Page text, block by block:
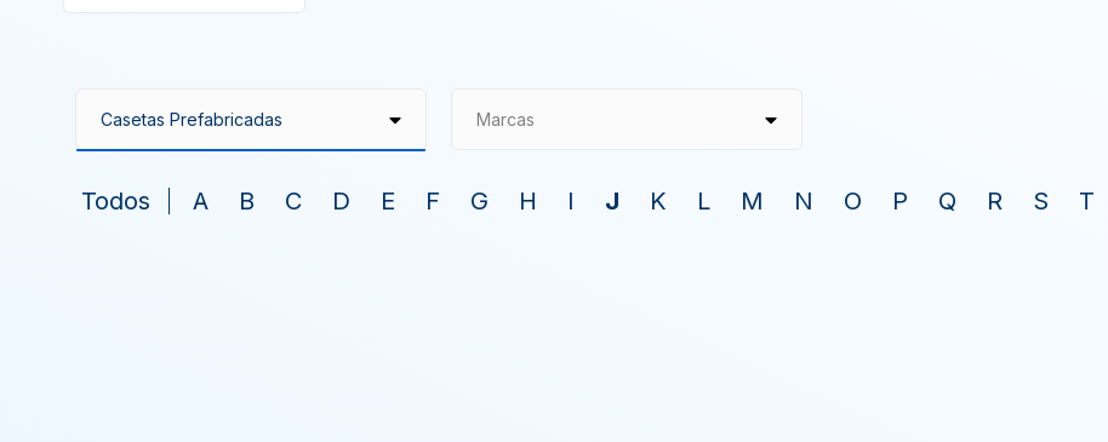
Marcas
Todos A B C D E F G H I J K L M N O P Q R S T